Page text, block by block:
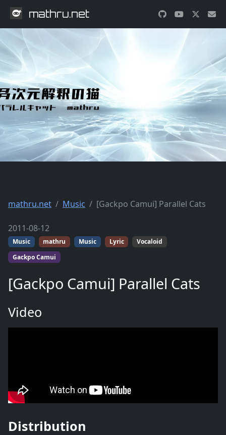
mathru.net
mathru.net Music [Gackpo Camui] Parallel Cats
2011-08-12
Music mathru Music Lyric
Vocaloid
Gackpo Camui
[Gackpo Camui] Parallel Cats
Video
Distribution